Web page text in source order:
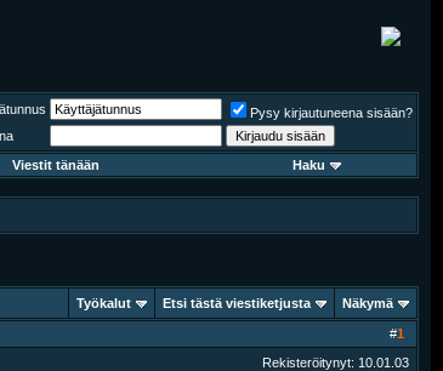
Pysy kirjautuneena sisään?
Viestit tänään Haku
Työkalut Etsi tästä viestiketjusta Näkymä
#1
Rekisteröitynyt: 10.01.03